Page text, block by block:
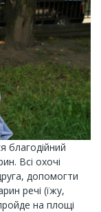
благодійний
Всі охочі
допомогти
речі (їжу,
на площі